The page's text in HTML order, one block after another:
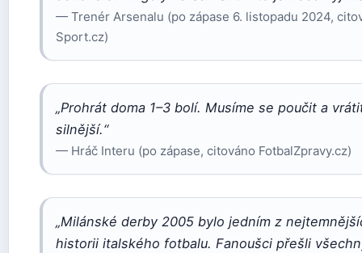
— Trenér Arsenalu (po zápase 6. listopadu 2024,
Sport.cz)
„Prohrát doma 1–3 bolí. Musíme se poučit a
silnější.“
— Hráč Interu (po zápase, citováno FotbalZpravy.cz)
„Milánské derby 2005 bylo jedním z
historii italského fotbalu. Fanoušci přešli